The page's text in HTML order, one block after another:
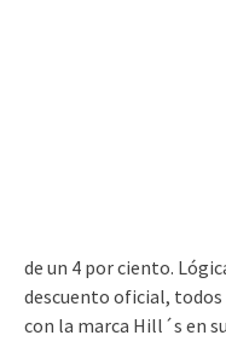
de un 4 por ciento.
descuento oficial,
con la marca Hill´s en